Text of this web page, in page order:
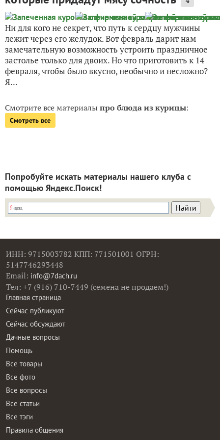
Ни для кого не секрет, что путь к сердцу мужчины
лежит через его желудок. Вот февраль дарит нам
замечательную возможность устроить праздничное
застолье только для двоих. Но что приготовить к 14
февраля, чтобы было вкусно, необычно и несложно?
Я...
Смотрите все материалыпро блюда из курицы:
Смотреть все
Попробуйте искать материалы нашего клуба с
помощью Яндекс.Поиск!
ИНН: 9715003782 КПП: 771501001 ОГРН:
5147746293448
Email: info@7dach.ru
Тел: +7 (916) 710-7449 (семена не продаем!)
Главная страница
Сейчас публикуют
Сейчас обсуждают
Дачные вопросы
Помощь
Все товары
Все фото
Все вопросы
Все статьи
Все тэги
Правила общения